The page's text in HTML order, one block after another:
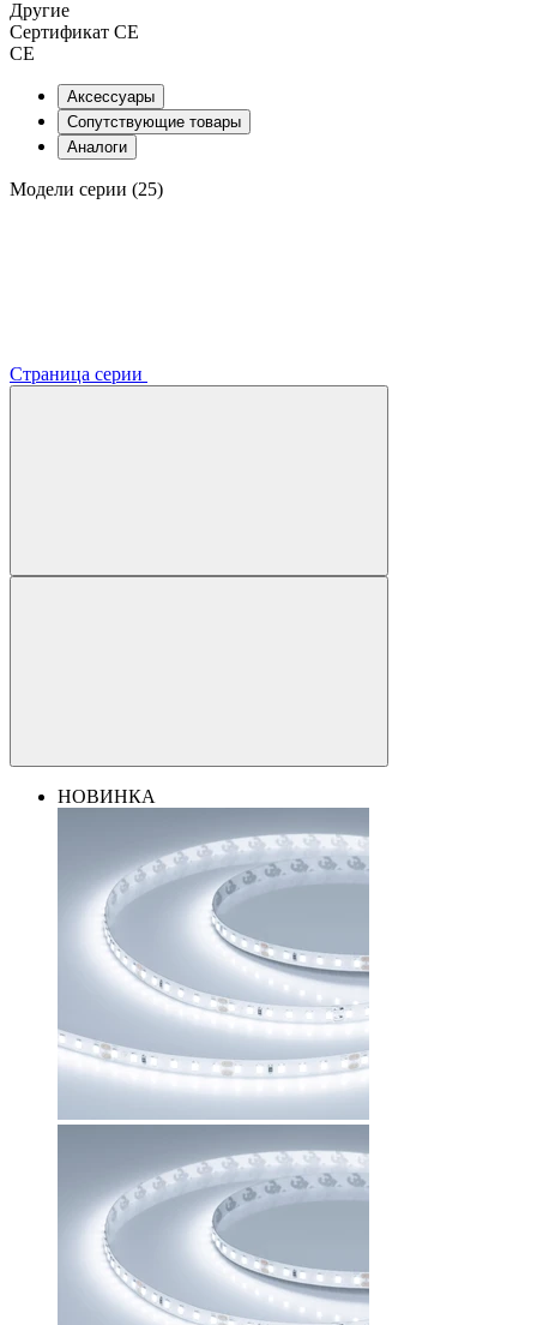
Другие
Сертификат CE
CE
Аксессуары
Сопутствующие товары
Аналоги
Модели серии (25)
Страница серии
НОВИНКА